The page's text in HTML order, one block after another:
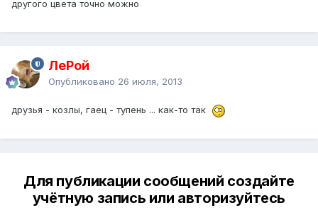
другого цвета точно можно
ЛеРой
Опубликовано 26 июля, 2013
друзья - козлы, гаец - тупень ... как-то так
Для публикации сообщений создайте
учётную запись или авторизуйтесь